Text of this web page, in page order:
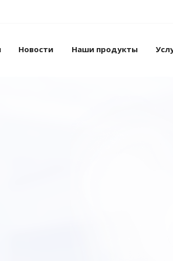
Новости Наши продукты